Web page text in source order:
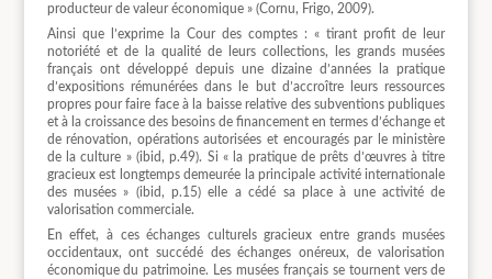
producteur de valeur économique » (Cornu, Frigo, 2009).
Ainsi que l’exprime la Cour des comptes : « tirant profit de leur
notoriété et de la qualité de leurs collections, les grands musées
français ont développé depuis une dizaine d’années la pratique
d’expositions rémunérées dans le but d’accroître leurs ressources
propres pour faire face à la baisse relative des subventions publiques
et à la croissance des besoins de financement en termes d’échange et
de rénovation, opérations autorisées et encouragés par le ministère
de la culture » (ibid, p.49). Si « la pratique de prêts d’œuvres à titre
gracieux est longtemps demeurée la principale activité internationale
des musées » (ibid, p.15) elle a cédé sa place à une activité de
valorisation commerciale.
En effet, à ces échanges culturels gracieux entre grands musées
occidentaux, ont succédé des échanges onéreux, de valorisation
économique du patrimoine. Les musées français se tournent vers de